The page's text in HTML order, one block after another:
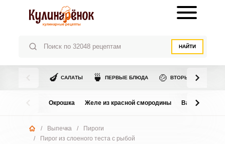
НАЙТИ
🍆 САЛАТЫ 🍵 ПЕРВЫЕ БЛЮДА 🍲 ВТОРЫЕ БЛЮДА
Окрошка Желе из красной смородины Варенье из
/ Выпечка /
Пироги
/
Пирог из слоеного теста с рыбой